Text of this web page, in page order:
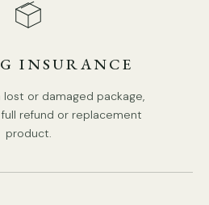
INSURANCE
or damaged package,
refund or replacement
product.